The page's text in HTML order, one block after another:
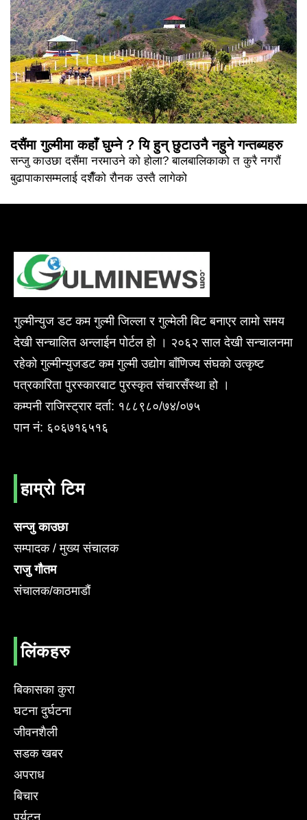
दसैंमा गुल्मीमा कहाँ घुम्ने ? यि हुन् छुटाउनै नहुने गन्तब्यहरु
सन्जु काउछा दसैंमा नरमाउने को होला? बालबालिकाको त कुरै नगरौं
बुढापाकासम्मलाई दशैँको रौनक उस्तै लागेको
गुल्मीन्युज डट कम गुल्मी जिल्ला र गुल्मेली बिट बनाएर लामो समय
देखी सन्चालित अन्लाईन पोर्टल हो । २०६२ साल देखी सन्चालनमा
रहेको गुल्मीन्युजडट कम गुल्मी उद्योग बाँणिज्य संघको उत्कृष्ट
पत्रकारिता पुरस्कारबाट पुरस्कृत संचारसँस्था हो ।
कम्पनी राजिस्ट्रार दर्ता: १८८९८०/७४/०७५
पान नं: ६०६७१६५१६
हाम्रो टिम
सन्जु काउछा
सम्पादक / मुख्य संचालक
राजु गौतम
संचालक/काठमाडौं
लिंकहरु
बिकासका कुरा
घटना दुर्घटना
जीवनशैली
सडक खबर
अपराध
बिचार